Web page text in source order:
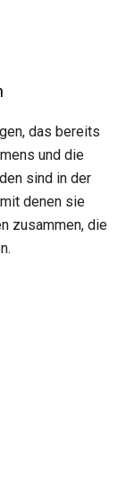
das bereits
und die
sind in der
denen sie
zusammen, die